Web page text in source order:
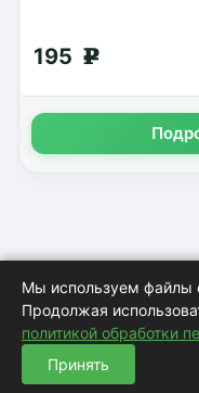
195 g
Мы используем файлы
Продолжая
политикой обработки
Принять